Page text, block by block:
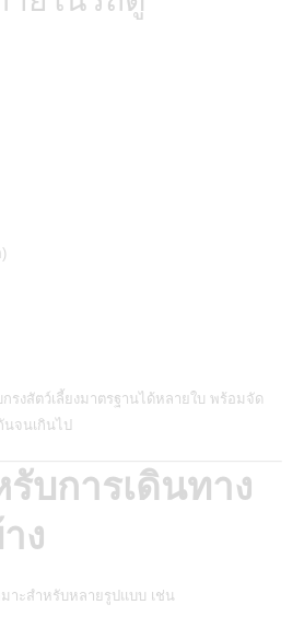
รงสัตว์เลี้ยงมาตรฐานได้หลายใบ พร้อมจัด
จนเกินไป
รับการเดินทาง
ง
มาะสำหรับหลายรูปแบบ เช่น